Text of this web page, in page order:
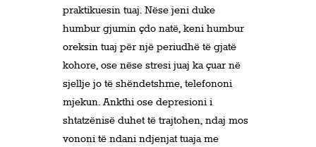
praktikuesin tuaj. Nëse jeni duke
humbur gjumin çdo natë, keni humbur
oreksin tuaj për një periudhë të gjatë
kohore, ose nëse stresi juaj ka çuar në
sjellje jo të shëndetshme, telefononi
mjekun. Ankthi ose depresioni i
shtatzënisë duhet të trajtohen, ndaj mos
vononi të ndani ndjenjat tuaja me